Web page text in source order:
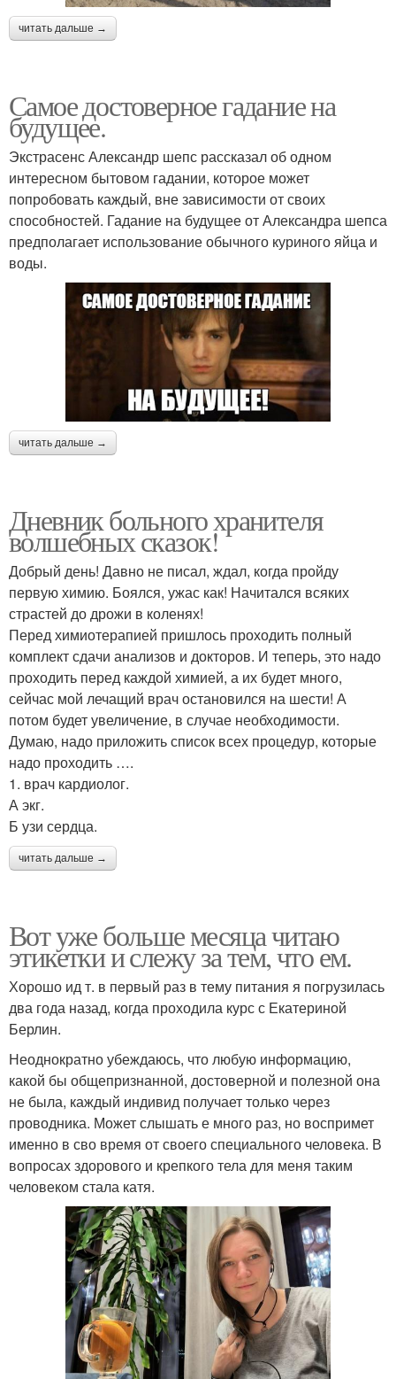
читать дальше →
Самое достоверное гадание на
будущее.
Экстрасенс Александр шепс рассказал об одном
интересном бытовом гадании, которое может
попробовать каждый, вне зависимости от своих
способностей. Гадание на будущее от Александра шепса
предполагает использование обычного куриного яйца и
воды.
читать дальше →
Дневник больного хранителя
волшебных сказок!
Добрый день! Давно не писал, ждал, когда пройду
первую химию. Боялся, ужас как! Начитался всяких
страстей до дрожи в коленях!
Перед химиотерапией пришлось проходить полный
комплект сдачи анализов и докторов. И теперь, это надо
проходить перед каждой химией, а их будет много,
сейчас мой лечащий врач остановился на шести! А
потом будет увеличение, в случае необходимости.
Думаю, надо приложить список всех процедур, которые
надо проходить ….
1. врач кардиолог.
А экг.
Б узи сердца.
читать дальше →
Вот уже больше месяца читаю
этикетки и слежу за тем, что ем.
Хорошо ид т. в первый раз в тему питания я погрузилась
два года назад, когда проходила курс с Екатериной
Берлин.
Неоднократно убеждаюсь, что любую информацию,
какой бы общепризнанной, достоверной и полезной она
не была, каждый индивид получает только через
проводника. Может слышать е много раз, но воспримет
именно в сво время от своего специального человека. В
вопросах здорового и крепкого тела для меня таким
человеком стала катя.